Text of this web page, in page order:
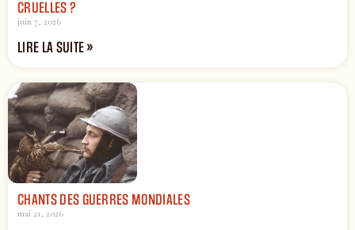
CRUELLES ?
juin 7, 2026
LIRE LA SUITE »
CHANTS DES GUERRES MONDIALES
mai 21, 2026